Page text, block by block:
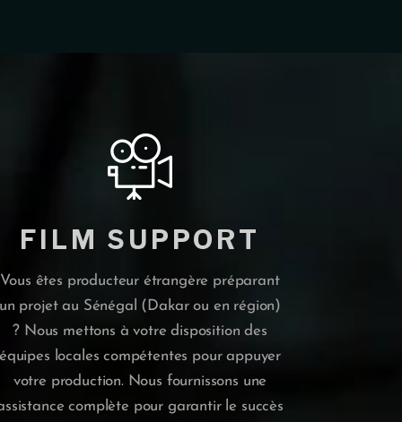
FILM SUPPORT
Vous êtes producteur étrangère préparant
projet au Sénégal (Dakar ou en région)
? Nous mettons à votre disposition des
locales compétentes pour appuyer
votre production. Nous fournissons une
complète pour garantir le succès